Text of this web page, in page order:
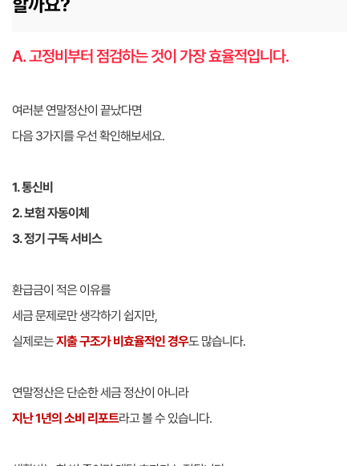
A. 고정비부터 점검하는 것이 가장 효율적입니다.
여러분 연말정산이 끝났다면
다음 3가지를 우선 확인해보세요.
1. 통신비
2. 보험 자동이체
3. 정기 구독 서비스
환급금이 적은 이유를
세금 문제로만 생각하기 쉽지만,
실제로는지출 구조가 비효율적인 경우도 많습니다.
연말정산은 단순한 세금 정산이 아니라
지난 1년의 소비 리포트라고 볼 수 있습니다.